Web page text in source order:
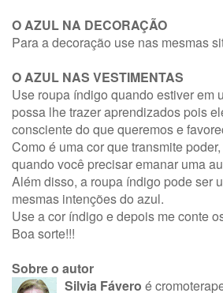
O AZUL NA DECORAÇÃO
Para a decoração use nas mesmas
O AZUL NAS VESTIMENTAS
Use roupa índigo quando estiver em
possa lhe trazer aprendizados pois
consciente do que queremos e
Como é uma cor que transmite
quando você precisar emanar uma
Além disso, a roupa índigo pode ser
mesmas intenções do azul.
Use a cor índigo e depois me conte
Boa sorte!!!
Sobre o autor
Silvia Fávero é